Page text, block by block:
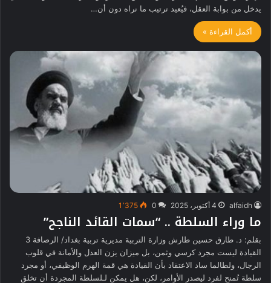
يدخل من بوابة العقل، فيُعيد ترتيب ما نراه دون أن…
أكمل القراءة »
alfaidh 4 أكتوبر، 2025 0 1٬375
ما وراء السلطة .. “سمات القائد الناجح”
القيادة ليست مجرد كرسي وثمن، بل ميزان يزن العدل والأمانة في قلوب
الرجال، ولطالما ساد الاعتقاد بأن القيادة هي قمة الهرم الوظيفي، أو مجرد
سلطة تُمنح لفرد ليصدر الأوامر، لكن، هل يمكن لـلسلطة المجردة أن تخلق